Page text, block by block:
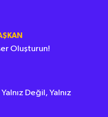
Oluşturun!
Değil, Yalnız